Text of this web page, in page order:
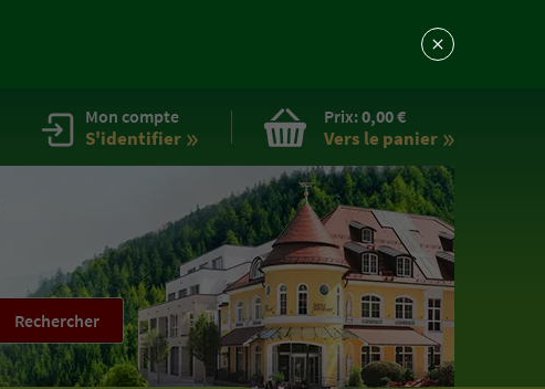
Mon compte
S'identifier
Prix:0,00 €
Vers le panier
Rechercher